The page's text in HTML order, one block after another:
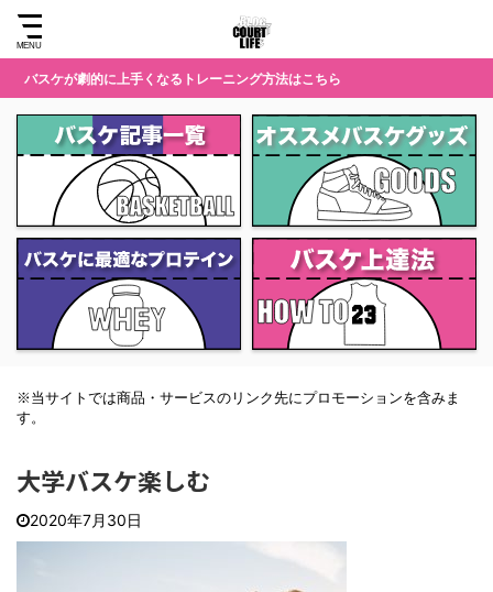
バスケが劇的に上手くなるトレーニング方法はこちら
※当サイトでは商品・サービスのリンク先にプロモーションを含みま
す。
大学バスケ楽しむ
2020年7月30日